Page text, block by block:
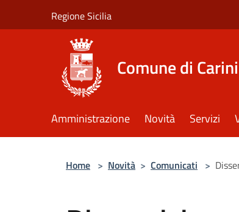
Regione Sicilia
Comune di Carini
Amministrazione Novità Servizi
Home > Novità > Comunicati >